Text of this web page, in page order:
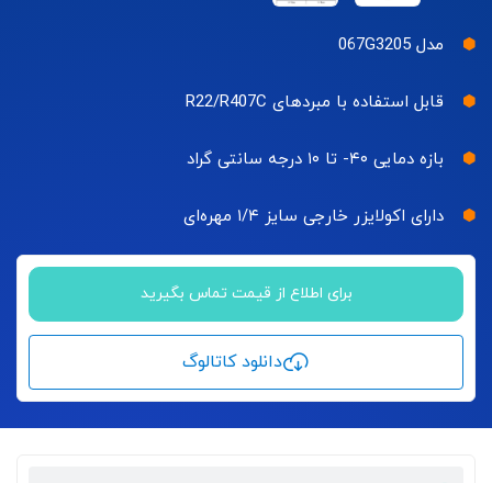
مدل 067G3205
قابل استفاده با مبردهای R22/R407C
بازه دمایی ۴۰- تا ۱۰ درجه سانتی گراد
دارای اکولایزر خارجی سایز ۱/۴ مهره‌ای
برای اطلاع از قیمت تماس بگیرید
دانلود کاتالوگ